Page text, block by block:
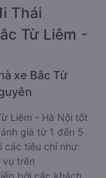
Thái
Từ Liêm -
xe Bắc Từ
Liêm - Hà Nội tốt
giá từ 1 đến 5
các tiêu chí như:
trên
bởi các khách